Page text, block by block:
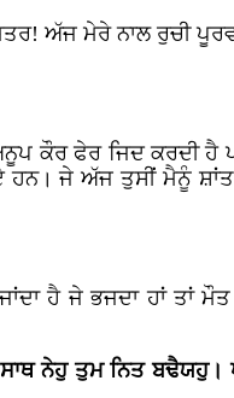
ਅੱਜ ਮੇਰੇ ਨਾਲ ਰੁਚੀ
ਕੌਰ ਫੇਰ ਜਿਦ ਕਰਦੀ ਹੈ
ਜੇ ਅੱਜ ਤੁਸੀਂ ਮੈਨੂੰ ਸ਼ਾਂਤ
ਹੈ ਜੇ ਭਜਦਾ ਹਾਂ ਤਾਂ
ਨੇਹੁ ਤੁਮ ਨਿਤ ਬਢੈਯਹੁ।